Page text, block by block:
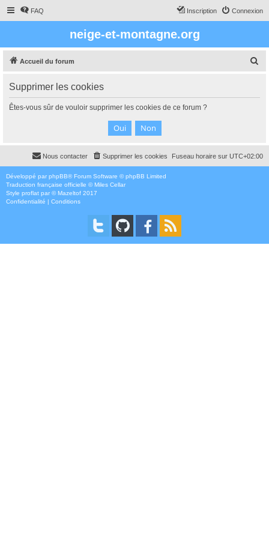
FAQ Connexion
Inscription
neige-et-montagne.org
Accueil du forum
c
Supprimer les cookies
Êtes-vous sûr de vouloir supprimer les cookies de ce forum ?
Fuseau horaire sur UTC+02:00
Supprimer les cookies
Nous contacter
Développé par phpBB® Forum Software © phpBB Limited
Traduction française officielle ©Miles Cellar
Style proflat par ©Mazeltof 2017
Confidentialité | Conditions